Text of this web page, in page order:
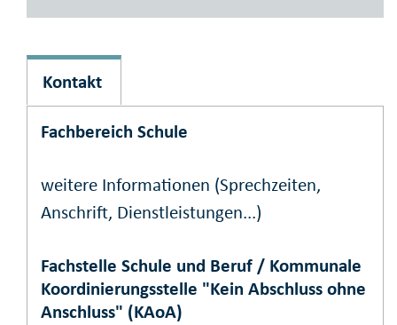
Kontakt
Fachbereich Schule
weitere Informationen (Sprechzeiten,
Anschrift, Dienstleistungen...)
Fachstelle Schule und Beruf / Kommunale
Koordinierungsstelle "Kein Abschluss ohne
Anschluss" (KAoA)